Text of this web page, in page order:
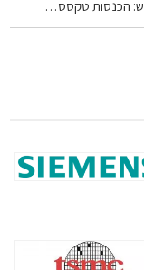
הכנסות טקסס…